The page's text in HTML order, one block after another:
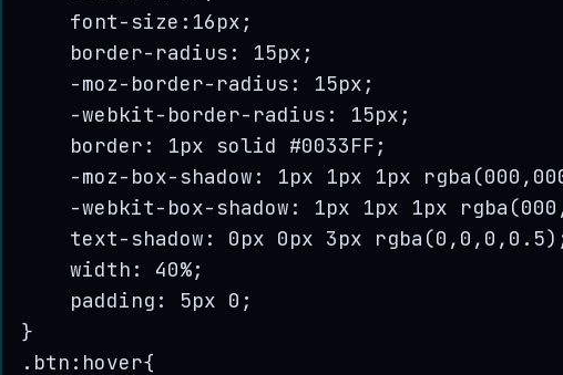
font- size:16px ;
border- radius: 15px ;
-moz- border- radius: 15px ;
-webkit- border- radius: 15px ;
border: 1px solid #0033FF ;
-moz- box- shadow: 1px 1px 1px rgba (000 ,
-webkit- box- shadow: 1px 1px 1px rgba (000
text- shadow: 0px 0px 3px rgba (0 , 0 , 0 , 0.5
width: 40%;
padding: 5px 0 ;
}
. btn : hover{